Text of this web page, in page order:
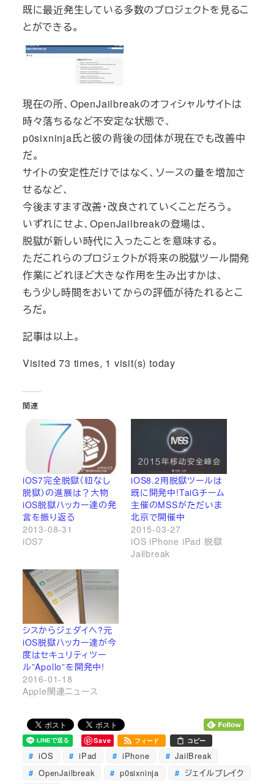
既に最近発生している多数のプロジェクトを見るこ
とができる。
現在の所、OpenJailbreakのオフィシャルサイトは
時々落ちるなど不安定な状態で、
p0sixninja氏と彼の背後の団体が現在でも改善中
だ。
サイトの安定性だけではなく、ソースの量を増加さ
せるなど、
今後ますます改善・改良されていくことだろう。
いずれにせよ、OpenJailbreakの登場は、
脱獄が新しい時代に入ったことを意味する。
ただこれらのプロジェクトが将来の脱獄ツール開発
作業にどれほど大きな作用を生み出すかは、
もう少し時間をおいてからの評価が待たれるとこ
ろだ。
記事は以上。
Visited 73 times, 1 visit(s) today
関連
iOS7完全脱獄（紐なし
脱獄）の進展は？大物
iOS脱獄ハッカー達の発
言を振り返る
2013-08-31
iOS7
iOS8.2用脱獄ツールは
既に開発中!TaiGチーム
主催のMSSがただいま
北京で開催中
2015-03-27
iOS iPhone iPad 脱獄
Jailbreak
シスからジェダイへ?元
iOS脱獄ハッカー達が今
度はセキュリティツー
ル”Apollo”を開発中!
2016-01-18
Apple関連ニュース
Save フィード コピー
iOS iPad iPhone
JailBreak
OpenJailbreak
p0sixninja ジェイルブレイク